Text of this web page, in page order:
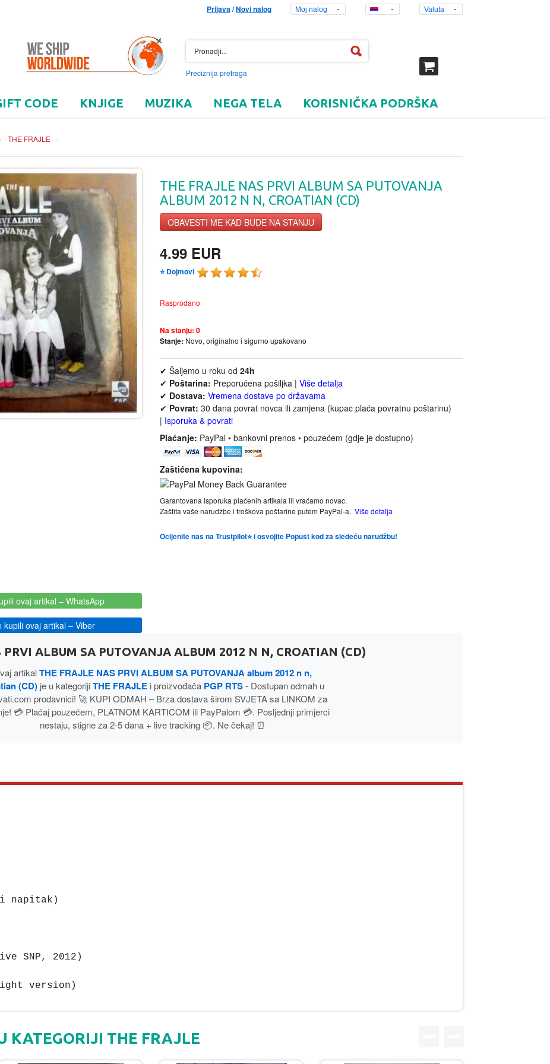
Prijava/Novi nalog Moj nalog Valuta
Preciznija pretraga
CODE KNJIGE MUZIKA NEGA TELA KORISNIČKA PODRŠKA
› THE FRAJLE ›
ovaj artikal – WhatsApp
kupili ovaj artikal– Viber
THE FRAJLE NAS PRVI ALBUM SA PUTOVANJA
ALBUM 2012 N N, CROATIAN (CD)
OBAVESTI ME KAD BUDE NA STANJU
4.99 EUR
⭐ Dojmovi
Rasprodano
Na stanju: 0
Stanje: Novo, originalno i sigurno upakovano
✔ Šaljemo u roku od 24h
✔ Poštarina: Preporučena pošiljka | Više detalja
✔ Dostava: Vremena dostave po državama
✔ Povrat: 30 dana povrat novca ili zamjena (kupac plaća povratnu poštarinu)
| Isporuka & povrati
Plaćanje: PayPal • bankovni prenos • pouzećem (gdje je dostupno)
Zaštićena kupovina:
Garantovana isporuka plaćenih artikala ili vraćamo novac.
Zaštita vaše narudžbe i troškova poštarine putem PayPal-a. Više detalja
Ocijenite nas na Trustpilot⭐ i osvojite Popust kod za sledeću narudžbu!
ALBUM SA PUTOVANJA ALBUM 2012 N N, CROATIAN (CD)
artikalTHE FRAJLE NAS PRVI ALBUM SA PUTOVANJA album 2012 n n,
(CD) je u kategorijiTHE FRAJLE i proizvođača PGP RTS- Dostupan odmah u
prodavnici! 🚀 KUPI ODMAH – Brza dostava širom SVJETA sa LINKOM za
💳 Plaćaj pouzećem, PLATNOM KARTICOM ili PayPalom 💳. Posljednji primjerci
nestaju, stigne za 2-5 dana + live tracking 📦. Ne čekaj! ⏰
napitak)
SNP, 2012)
version)
KATEGORIJI THE FRAJLE